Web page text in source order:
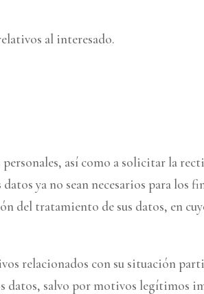
al interesado.
personales, así como a solicitar la
ya no sean necesarios para los
del tratamiento de sus datos, en
relacionados con su situación
datos, salvo por motivos legítimos